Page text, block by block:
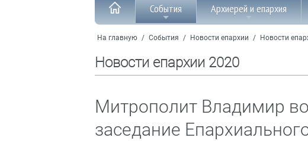
События Архиерей и епархия
На главную / События / Новости епархии / Новости
Новости епархии 2020
Митрополит Владимир
заседание